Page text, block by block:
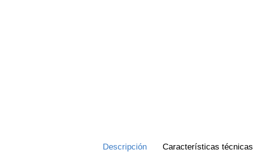
Descripción Características técnicas